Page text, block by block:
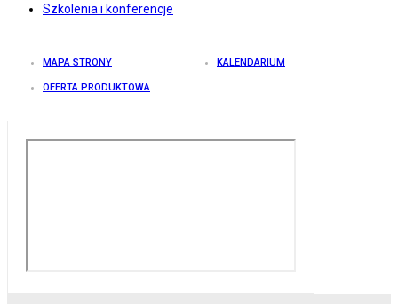
Szkolenia i konferencje
MAPA STRONY KALENDARIUM
OFERTA PRODUKTOWA